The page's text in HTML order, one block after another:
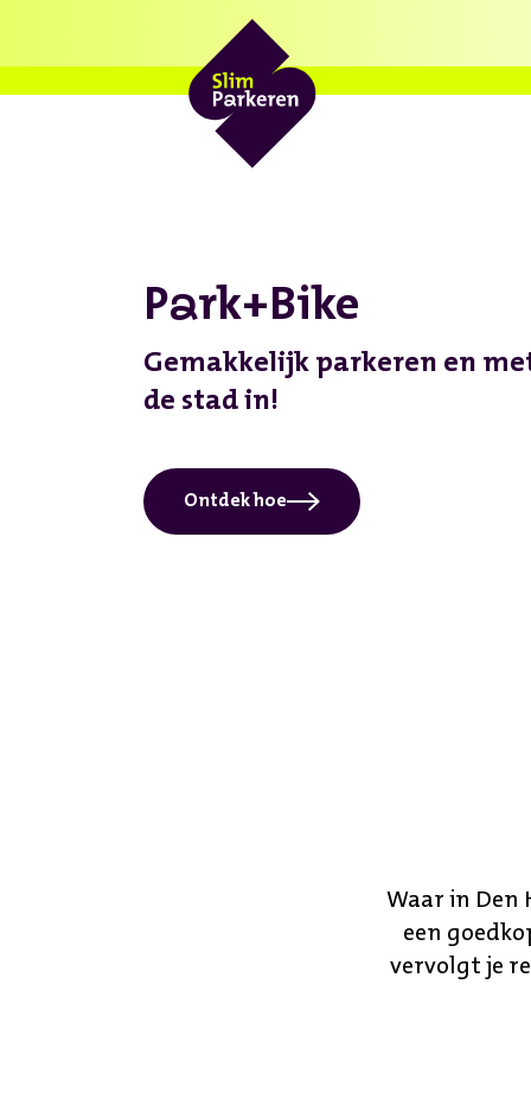
Park+Bike
Gemakkelijk parkeren en
de stad in!
Ontdek hoe
Waar in Den
een
vervolgt je